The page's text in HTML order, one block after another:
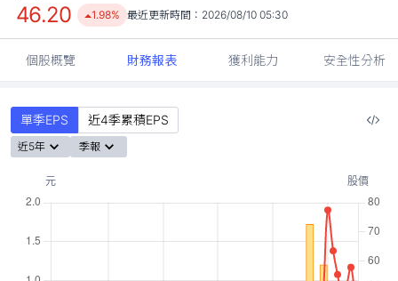
46.20 1.98% 最近更新時間： 2026/08/10 05:30
個股概覽 財務報表 獲利能力 安全性分析
單季EPS 近4季累積EPS
近5年 季報